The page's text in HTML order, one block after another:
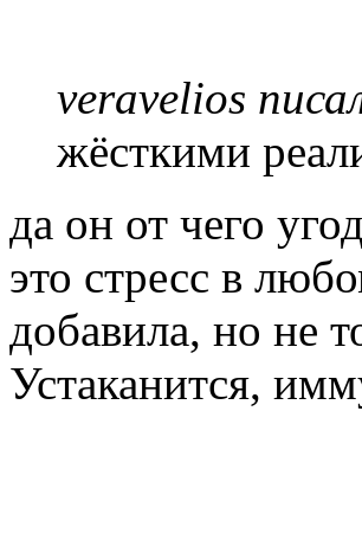
veravelios
жёсткими
да он от чего
это стресс в
добавила, но не
Устаканится,